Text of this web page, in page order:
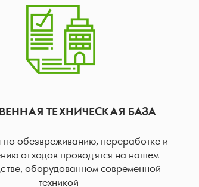
ТЕХНИЧЕСКАЯ БАЗА
по обезвреживанию, переработке и
отходов проводятся на нашем
оборудованном современной
техникой